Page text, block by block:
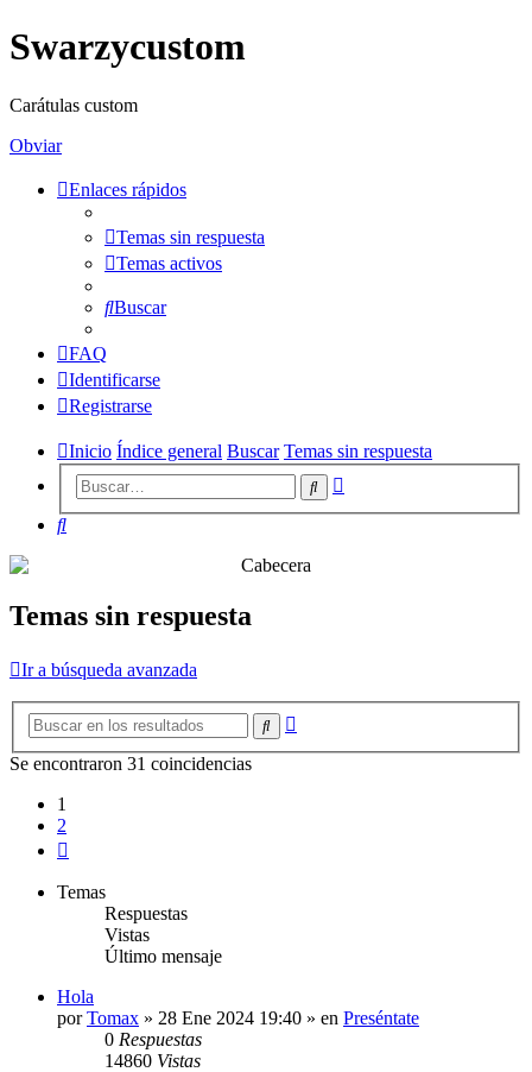
Swarzycustom
Carátulas custom
Obviar
Enlaces rápidos
Temas sin respuesta
Temas activos
Buscar
FAQ
Identificarse
Registrarse
Inicio Índice general Buscar Temas sin respuesta
Buscar
Buscar
Temas sin respuesta
Ir a búsqueda avanzada
Buscar
Se encontraron 31 coincidencias
1
2
Temas
Respuestas
Vistas
Último mensaje
Hola
porTomax » 28 Ene 2024 19:40 » en Preséntate
0 Respuestas
14860 Vistas